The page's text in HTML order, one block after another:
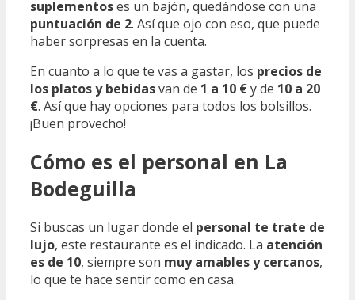
suplementoses un bajón, quedándose con una
puntuación de 2. Así que ojo con eso, que puede
haber sorpresas en la cuenta.
En cuanto a lo que te vas a gastar, los precios de
los platos y bebidasvan de 1 a 10 €y de 10 a 20
€. Así que hay opciones para todos los bolsillos.
¡Buen provecho!
Cómo es el personal en La
Bodeguilla
Si buscas un lugar donde el personal te trate de
lujo, este restaurante es el indicado. La atención
es de 10, siempre son muy amables y cercanos,
lo que te hace sentir como en casa.